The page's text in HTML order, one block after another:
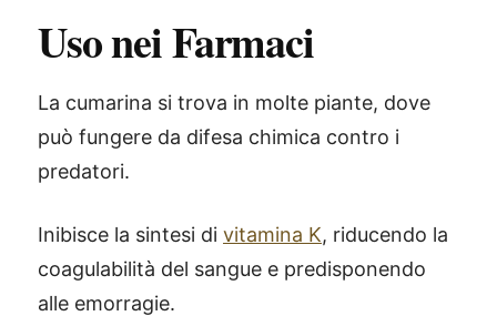
Uso nei Farmaci
La cumarina si trova in molte piante, dove
può fungere da difesa chimica contro i
predatori.
Inibisce la sintesi di vitamina K, riducendo la
coagulabilità del sangue e predisponendo
alle emorragie.